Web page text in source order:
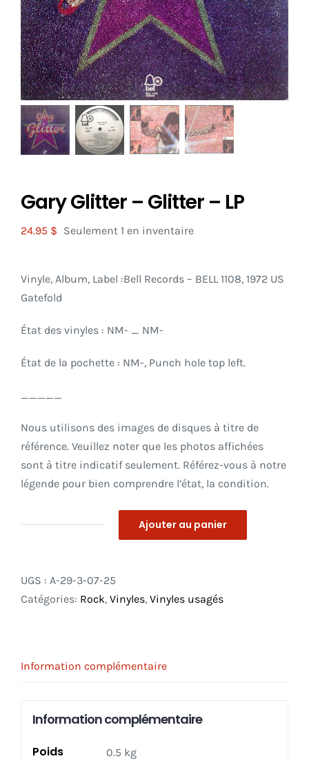
Gary Glitter – Glitter – LP
24.95 $ Seulement 1 en inventaire
Vinyle, Album, Label :Bell Records ‎– BELL 1108, 1972 US
Gatefold
État des vinyles : NM- _ NM-
État de la pochette : NM-, Punch hole top left.
_____
Nous utilisons des images de disques à titre de
référence. Veuillez noter que les photos affichées
sont à titre indicatif seulement. Référez-vous à notre
légende pour bien comprendre l’état, la condition.
Glitter
–
LP
Ajouter au panier
UGS : A-29-3-07-25
Catégories: Rock, Vinyles, Vinyles usagés
Information complémentaire
Information complémentaire
Poids 0.5 kg